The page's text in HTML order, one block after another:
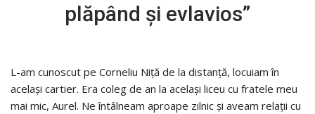
plăpând şi evlavios”
L-am cunoscut pe Corneliu Niță de la distanță, locuiam în
același cartier. Era coleg de an la același liceu cu fratele meu
mai mic, Aurel. Ne întâlneam aproape zilnic și aveam relații cu